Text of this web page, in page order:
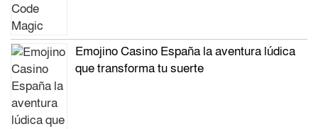
Emojino Casino España la aventura lúdica
que transforma tu suerte